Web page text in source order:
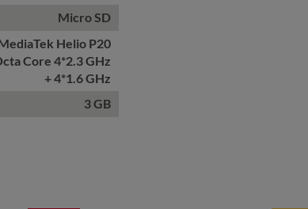
Micro SD
Helio P20
Core 4*2.3 GHz
+ 4*1.6 GHz
3 GB